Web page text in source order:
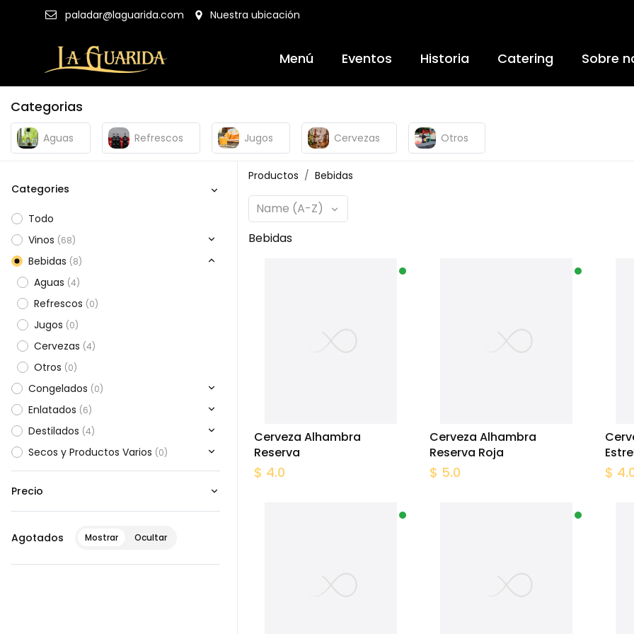
paladar@laguarida.com Nuestra ubicación
Menú Eventos Historia Catering Sobre
Categorias
Aguas Refrescos Jugos Cervezas Otros
Categories
Todo​
Vinos (68)
Bebidas (8)
Aguas (4)
Refrescos (0)
Jugos (0)
Cervezas (4)
Otros (0)
Congelados (0)
Enlatados (6)
Destilados (4)
Secos y Productos Varios (0)
Precio
Agotados Mostrar Ocultar
Productos Bebidas
Name (A-Z)
Bebidas
In Stock
Cerveza Alhambra
Reserva
$ 4.0
In Stock
Cerveza Alhambra
Reserva Roja
$ 5.0 $
In Stock In Stock